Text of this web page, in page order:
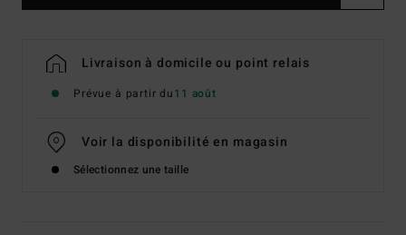
Livraison à domicile ou point relais
Prévue à partir du11 août
Voir la disponibilité en magasin
Sélectionnez une taille